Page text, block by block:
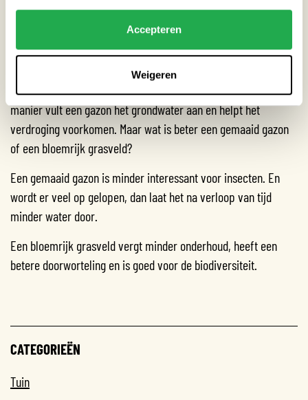
Accepteren
Weigeren
STRAK GAZON OF BLOEMRIJK GRASVELD
Zoals gezegd: in een gazon kan regenwater wegzakken. Op die
manier vult een gazon het grondwater aan en helpt het
verdroging voorkomen. Maar wat is beter een gemaaid gazon
of een bloemrijk grasveld?
Een gemaaid gazon is minder interessant voor insecten. En
wordt er veel op gelopen, dan laat het na verloop van tijd
minder water door.
Een bloemrijk grasveld vergt minder onderhoud, heeft een
betere doorworteling en is goed voor de biodiversiteit.
CATEGORIEËN
Tuin